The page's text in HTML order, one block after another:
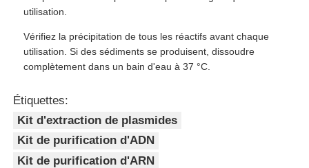
utilisation.
Vérifiez la précipitation de tous les réactifs avant chaque
utilisation. Si des sédiments se produisent, dissoudre
complètement dans un bain d'eau à 37 °C.
Étiquettes:
Kit d'extraction de plasmides
Kit de purification d'ADN
Kit de purification d'ARN